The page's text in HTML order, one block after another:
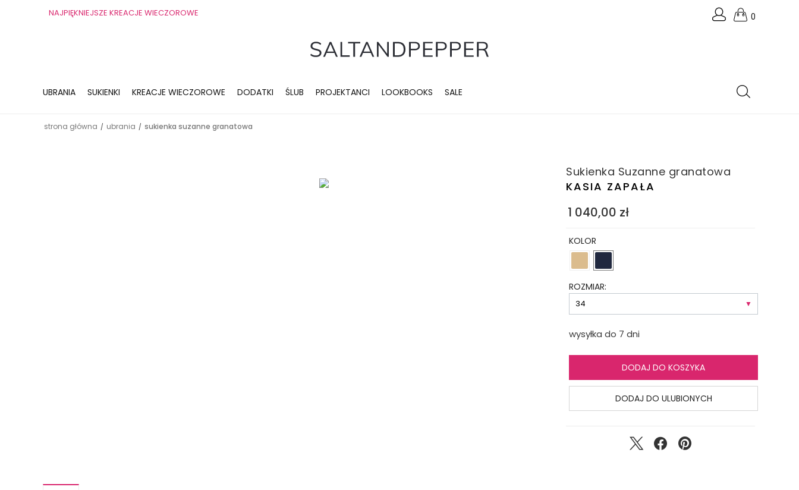
NAJPIĘKNIEJSZE KREACJE WIECZOROWE 0
UBRANIA SUKIENKI KREACJE WIECZOROWE DODATKI ŚLUB PROJEKTANCI LOOKBOOKS SALE
strona główna / ubrania / sukienka suzanne granatowa
Sukienka Suzanne granatowa
KASIA ZAPAŁA
1 040,00 zł
KOLOR
ROZMIAR:
wysyłka do 7 dni
DODAJ DO KOSZYKA
DODAJ DO ULUBIONYCH